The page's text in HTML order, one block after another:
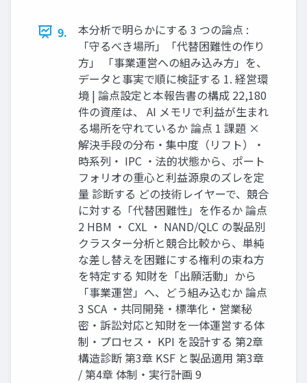
9.
本分析で明らかにする 3 つの論点 :
「守るべき場所」「代替困難性の作り
方」 「事業運営への組み込み方」を、
データと事実で順に検証する 1. 経営環
境 | 論点設定と本報告書の構成 22,180
件の資産は、 AI メモリで利益が生まれ
る場所を守れているか 論点 1 課題 ×
解決手段の分布・集中度（リフト）・
時系列・ IPC ・法的状態から、ポート
フォリオの重心と利益源泉のズレを定
量 診断する どの技術レイヤーで、競合
に対する「代替困難性」を作るか 論点
2 HBM ・ CXL ・ NAND/QLC の製品別
クラスター分析と競合比較から、単純
な差し替えを困難にする権利の束ね方
を特定する 知財を「出願活動」から
「事業運営」へ、どう組み込むか 論点
3 SCA ・共同開発・標準化・営業秘
密・訴訟対応と知財を一体運営する体
制・プロセス・ KPI を設計する 第2章
構造診断 第3章 KSF と製品適用 第3章
/ 第4章 体制・実行計画 9